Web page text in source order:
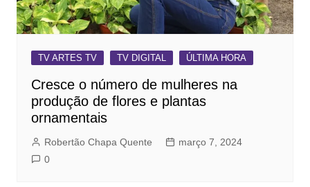
TV ARTES TV TV DIGITAL ÚLTIMA HORA
Cresce o número de mulheres na
produção de flores e plantas
ornamentais
Robertão Chapa Quente
março 7, 2024
0